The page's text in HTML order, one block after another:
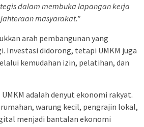
dalam membuka lapangan kerja
masyarakat.”
arah pembangunan yang
Investasi didorong, tetapi UMKM juga
kemudahan izin, pelatihan, dan
adalah denyut ekonomi rakyat.
rumahan, warung kecil, pengrajin lokal,
menjadi bantalan ekonomi